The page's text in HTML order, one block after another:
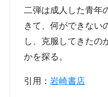
二弾は成人した青年
きて、何ができない
し、克服してきたの
かを探る。
引用： 岩崎書店